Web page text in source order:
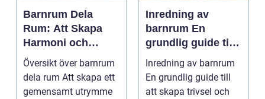
Barnrum Dela
Rum: Att Skapa
Harmoni och
Funktionalitet i Ett
Gemensamt
Översikt över barnrum
dela rum Att skapa ett
gemensamt utrymme
Inredning av
barnrum En
grundlig guide till
att skapa en
trivsam och
praktisk miljö
Inredning av barnrum
En grundlig guide till
att skapa trivsel och